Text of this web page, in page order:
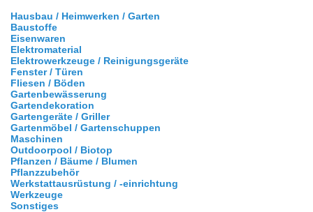
Hausbau / Heimwerken / Garten
Baustoffe
Eisenwaren
Elektromaterial
Elektrowerkzeuge / Reinigungsgeräte
Fenster / Türen
Fliesen / Böden
Gartenbewässerung
Gartendekoration
Gartengeräte / Griller
Gartenmöbel / Gartenschuppen
Maschinen
Outdoorpool / Biotop
Pflanzen / Bäume / Blumen
Pflanzzubehör
Werkstattausrüstung / -einrichtung
Werkzeuge
Sonstiges